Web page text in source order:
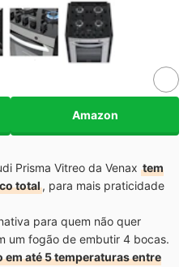
Amazon
Prisma Vitreo da Venax tem
total, para mais praticidade
para quem não quer
um fogão de embutir 4 bocas.
em até 5 temperaturas entre